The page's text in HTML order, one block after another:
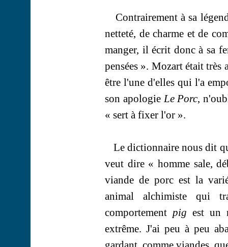
Contrairement à sa
netteté, de charme et de
manger, il écrit donc à sa
pensées ». Mozart était très
être l'une d'elles qui l'a
son apologieLe Porc,
« sert à fixer l'or ».
Le dictionnaire nous dit
veut dire « homme sale,
viande de porc est la
animal alchimiste qui
comportement pig est un
extrême. J'ai peu à peu